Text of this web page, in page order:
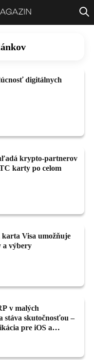
digitálnych
krypto-partnerov
karty po celom
karta Visa umožňuje
a výbery
v malých
stáva skutočnosťou –
pre iOS a